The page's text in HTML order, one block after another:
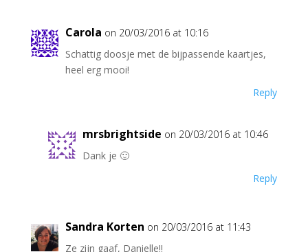
Carola on 20/03/2016 at 10:16
Schattig doosje met de bijpassende kaartjes,
heel erg mooi!
Reply
mrsbrightside on 20/03/2016 at 10:46
Dank je 🙂
Reply
Sandra Korten on 20/03/2016 at 11:43
Ze zijn gaaf, Danielle!!